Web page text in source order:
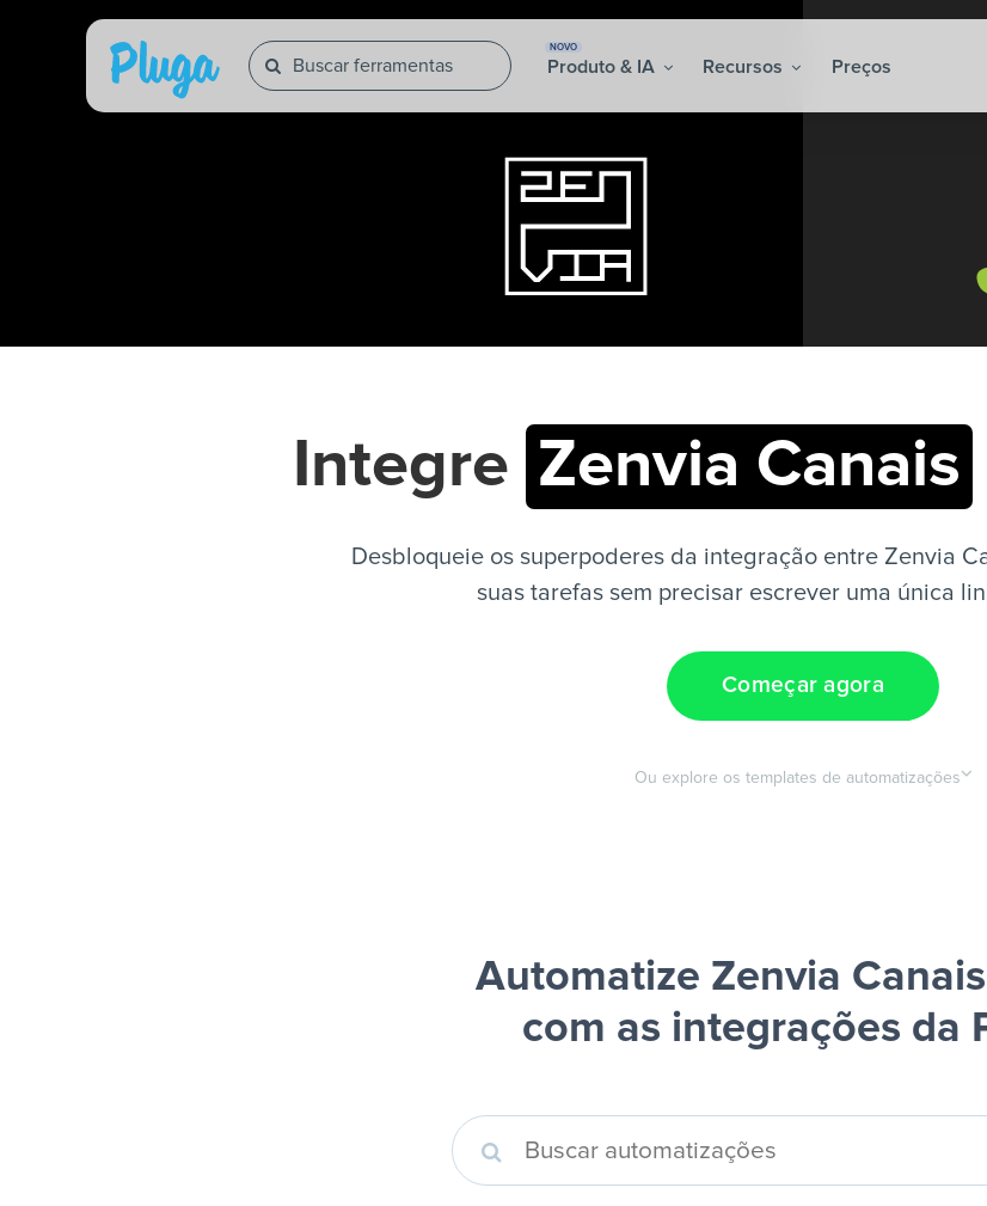
NOVO
Produto & IA Recursos Preços
Integre Zenvia Canais
Desbloqueie os superpoderes da integração entre Zenvia
suas tarefas sem precisar escrever uma única
Começar agora
Ou explore os templates de automatizações
Automatize Zenvia
com as integrações da